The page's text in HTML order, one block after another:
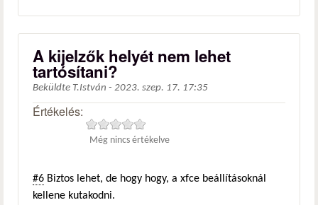
A kijelzők helyét nem lehet
tartósítani?
Beküldte T.István - 2023. szep. 17. 17:35
Értékelés:
Még nincs értékelve
#6 Biztos lehet, de hogy hogy, a xfce beállításoknál
kellene kutakodni.